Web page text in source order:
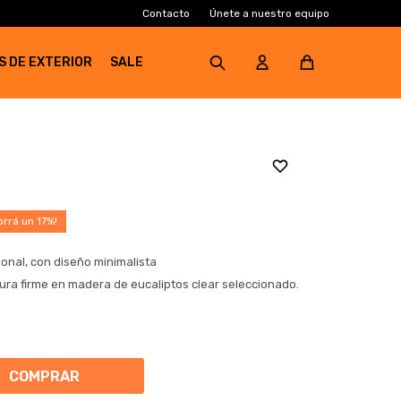
DE EXTERIOR SALE
Contacto Únete a nuestro equipo
17
con diseño minimalista
firme en madera de eucaliptos clear seleccionado.
COMPRAR